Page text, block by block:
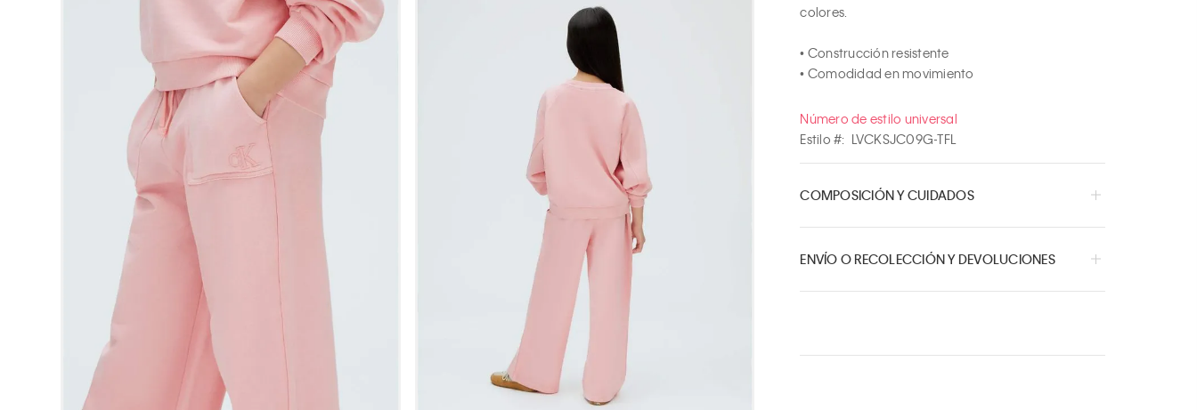
9
colores.
• Construcción resistente
• Comodidad en movimiento
Número de estilo universal
Estilo #: LVCKSJC09G-TFL
COMPOSICIÓN Y CUIDADOS
ENVÍO O RECOLECCIÓN Y DEVOLUCIONES